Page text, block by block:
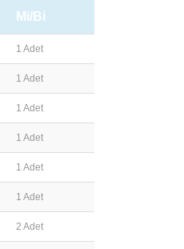
Mi/Bi
1 Adet
1 Adet
1 Adet
1 Adet
1 Adet
1 Adet
2 Adet